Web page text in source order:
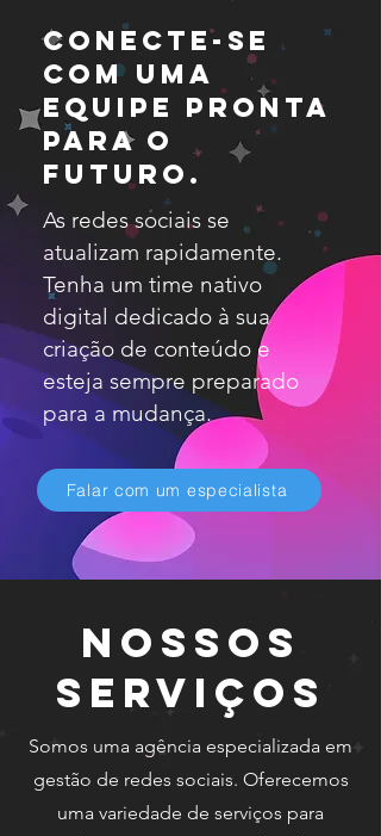
Conecte-se
com uma
equipe pronta
para o
futuro.
As redes sociais se
atualizam rapidamente.
Tenha um time nativo
digital dedicado à sua
criação de conteúdo e
esteja sempre preparado
para a mudança.
Falar com um especialista
Nossos
Serviços
Somos uma agência especializada em
gestão de redes sociais. Oferecemos
uma variedade de serviços para